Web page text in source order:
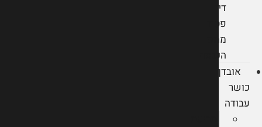
דין
פטור
ממס
הכנסה
אובדן
כושר
עבודה